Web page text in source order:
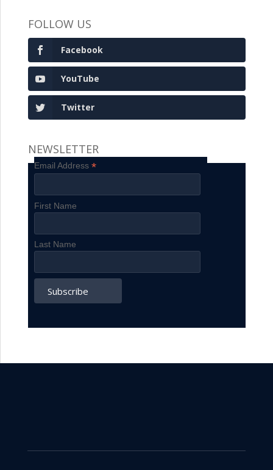
FOLLOW US
Facebook
YouTube
Twitter
NEWSLETTER
Email Address*
First Name
Last Name